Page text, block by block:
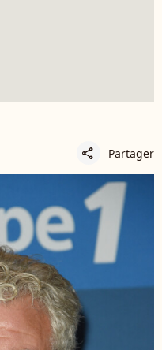
share Partager